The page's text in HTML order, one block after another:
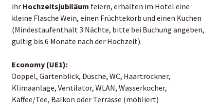
ihr Hochzeitsjubiläum feiern, erhalten im Hotel eine
kleine Flasche Wein, einen Früchtekorb und einen Kuchen
(Mindestaufenthalt 3 Nächte, bitte bei Buchung angeben,
gültig bis 6 Monate nach der Hochzeit).
Economy (UE1):
Doppel, Gartenblick, Dusche, WC, Haartrockner,
Klimaanlage, Ventilator, WLAN, Wasserkocher,
Kaffee/Tee, Balkon oder Terrasse (möbliert)